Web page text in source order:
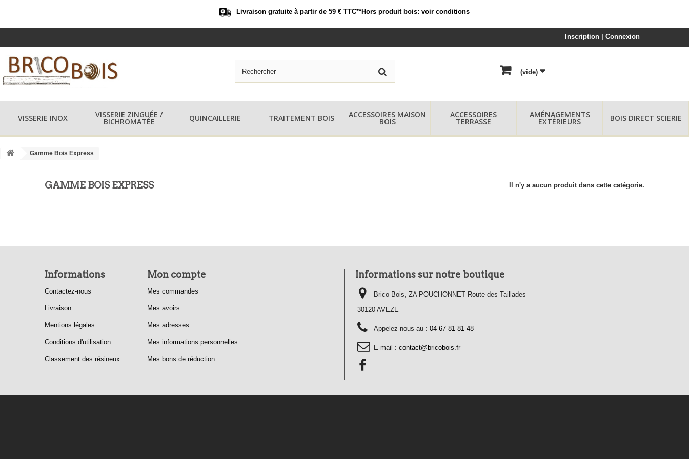
Livraison gratuite à partir de 59 € TTC**Hors produit bois: voir conditions
Inscription | Connexion
(vide)
VISSERIE INOX VISSERIE ZINGUÉE /
BICHROMATÉE QUINCAILLERIE TRAITEMENT BOIS ACCESSOIRES MAISON
BOIS
ACCESSOIRES
TERRASSE
AMÉNAGEMENTS
EXTÉRIEURS BOIS DIRECT SCIERIE
Gamme Bois Express
GAMME BOIS EXPRESS Il n'y a aucun produit dans cette catégorie.
Informations
Contactez-nous
Livraison
Mentions légales
Conditions d'utilisation
Classement des résineux
Mon compte
Mes commandes
Mes avoirs
Mes adresses
Mes informations personnelles
Mes bons de réduction
Informations sur notre boutique
Brico Bois, ZA POUCHONNET Route des Taillades
30120 AVEZE
Appelez-nous au : 04 67 81 81 48
E-mail : contact@bricobois.fr